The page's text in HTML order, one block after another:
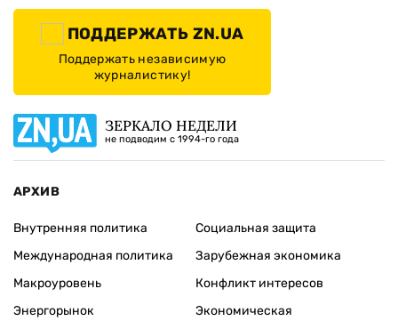
ПОДДЕРЖАТЬ ZN.UA
Поддержать независимую
журналистику!
ЗЕРКАЛО НЕДЕЛИ
не подводим с 1994-го года
АРХИВ
Внутренняя политика
Международная политика
Макроуровень
Энергорынок
Социальная защита
Зарубежная экономика
Конфликт интересов
Экономическая